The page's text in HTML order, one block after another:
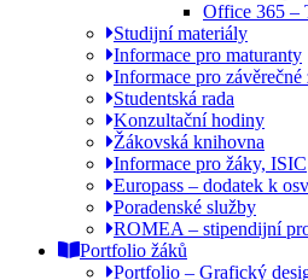
Office 365 –
Studijní materiály
Informace pro maturanty
Informace pro
Studentská rada
Konzultační hodiny
Žákovská knihovna
Informace pro žáky, ISIC
Europass – dodatek k
Poradenské služby
ROMEA – stipendijní
Portfolio žáků
Portfolio – Grafický